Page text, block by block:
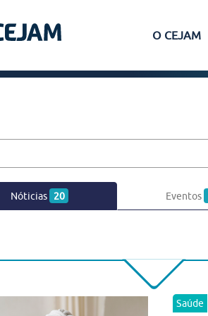
O CEJAM
Ferraz de Vasconcelos
Lins
Peruíbe
Nóticias 20 Eventos
Saúde